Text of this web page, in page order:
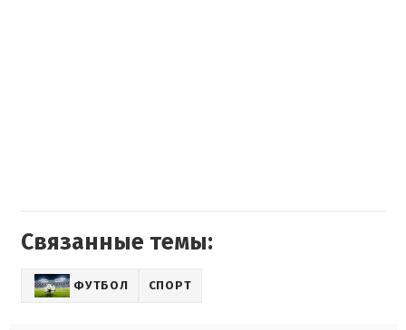
Связанные темы:
ФУТБОЛ СПОРТ